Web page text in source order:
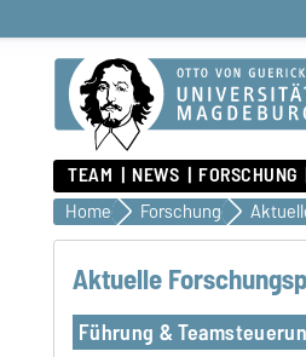
TEAM NEWS FORSCHUNG
Home Forschung
Aktuelle
Führung &